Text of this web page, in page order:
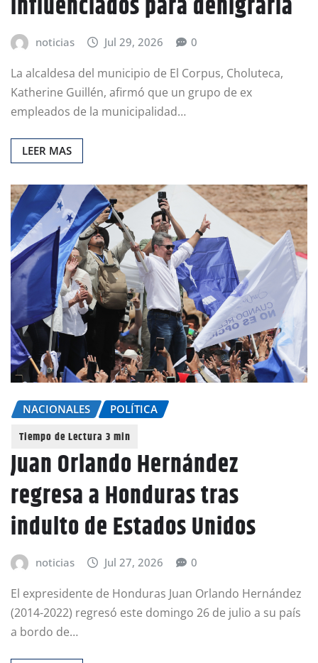
noticias Jul 29, 2026 0
La alcaldesa del municipio de El Corpus, Choluteca,
Katherine Guillén, afirmó que un grupo de ex
empleados de la municipalidad…
LEER MAS
NACIONALES POLÍTICA
Juan Orlando Hernández
regresa a Honduras tras
indulto de Estados Unidos
noticias Jul 27, 2026 0
El expresidente de Honduras Juan Orlando Hernández
(2014-2022) regresó este domingo 26 de julio a su país
a bordo de…